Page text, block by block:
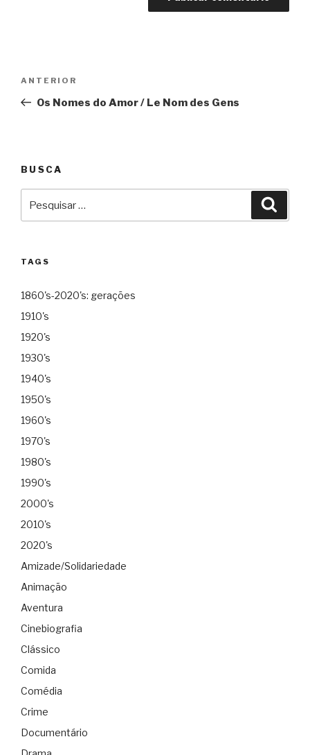
Post
Anterior
ANTERIOR
Os Nomes do Amor / Le Nom des Gens
BUSCA
por:
TAGS
1860's-2020's: gerações
1910's
1920's
1930's
1940's
1950's
1960's
1970's
1980's
1990's
2000's
2010's
2020's
Amizade/Solidariedade
Animação
Aventura
Cinebiografia
Clássico
Comida
Comédia
Crime
Documentário